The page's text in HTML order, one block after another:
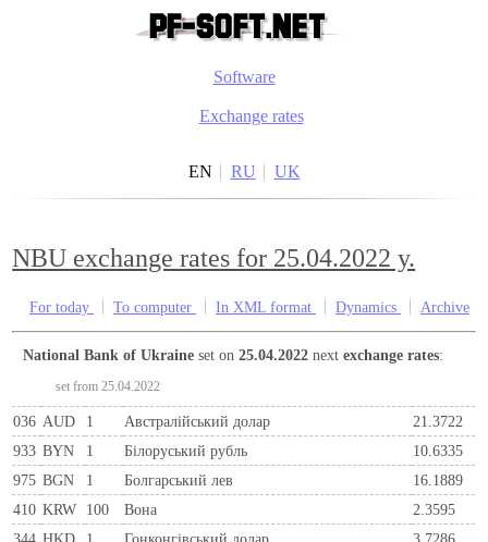
Software
Exchange rates
EN RU UK
NBU exchange rates for 25.04.2022 y.
For today To computer In XML format Dynamics Archive
National Bank of Ukraine set on25.04.2022 nextexchange rates:
set from 25.04.2022
036 AUD 1 Австралійський долар
21.3722
933 BYN 1 Бiлоруський рубль
10.6335
975 BGN 1 Болгарський лев
16.1889
410 KRW 100 Вона
2.3595
344 HKD 1 Гонконгівський долар
3.7286